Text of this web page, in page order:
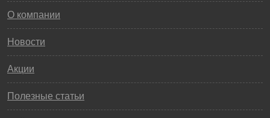
О компании
Новости
Акции
Полезные статьи